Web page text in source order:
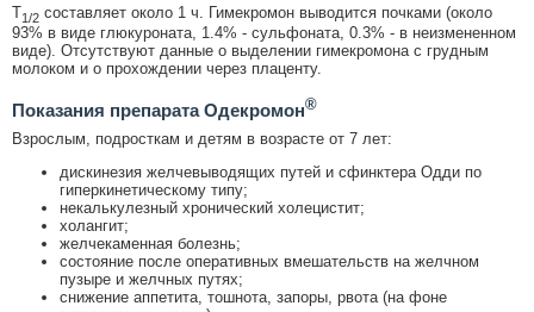
T1/2 составляет около 1 ч. Гимекромон выводится почками (около
93% в виде глюкуроната, 1.4% - сульфоната, 0.3% - в неизмененном
виде). Отсутствуют данные о выделении гимекромона с грудным
молоком и о прохождении через плаценту.
Показания препарата Одекромон®
Взрослым, подросткам и детям в возрасте от 7 лет:
дискинезия желчевыводящих путей и сфинктера Одди по
гиперкинетическому типу;
некалькулезный хронический холецистит;
холангит;
желчекаменная болезнь;
состояние после оперативных вмешательств на желчном
пузыре и желчных путях;
снижение аппетита, тошнота, запоры, рвота (на фоне